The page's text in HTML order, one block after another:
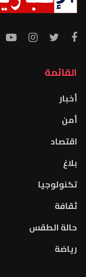
القائمة
أخبار
أمن
اقتصاد
بلاغ
تكنولوجيا
ثقافة
حالة الطقس
رياضة